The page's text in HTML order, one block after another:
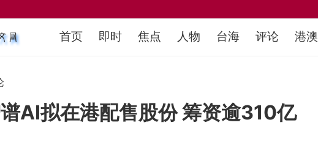
首页 即时 焦点 人物 台海 评论 港澳
AI拟在港配售股份 筹资逾310亿